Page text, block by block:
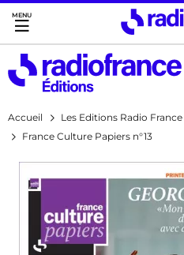
Accès direct :
Menu principal
Contenu
Accueil Les Editions Radio France
France Culture Papiers n°13